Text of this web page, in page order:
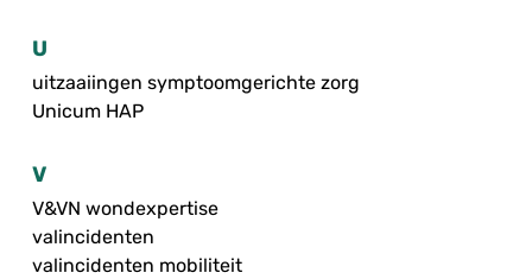
U
uitzaaiingen symptoomgerichte zorg
Unicum HAP
V
V&VN wondexpertise
valincidenten
valincidenten mobiliteit